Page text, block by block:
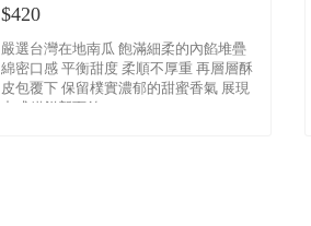
$420
嚴選台灣在地南瓜 飽滿細柔的內餡堆疊
綿密口感 平衡甜度 柔順不厚重 再層層酥
皮包覆下 保留樸實濃郁的甜蜜香氣 展現